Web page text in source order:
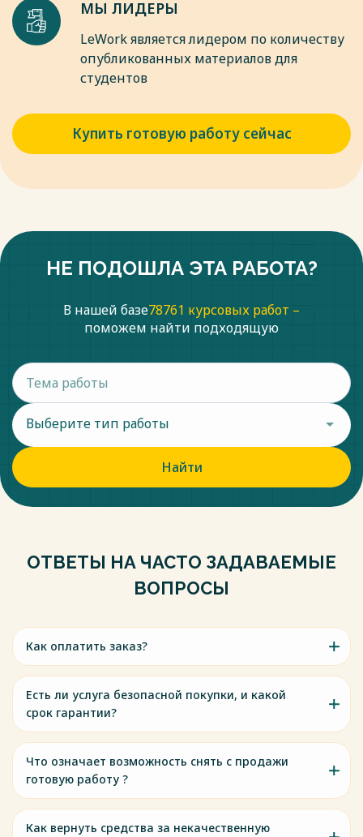
МЫ ЛИДЕРЫ
LeWork является лидером по количеству
опубликованных материалов для
студентов
Купить готовую работу сейчас
НЕ ПОДОШЛА ЭТА РАБОТА?
В нашей базе78761 курсовых работ –
поможем найти подходящую
Выберите тип работы
Найти
ОТВЕТЫ НА ЧАСТО ЗАДАВАЕМЫЕ
ВОПРОСЫ
Как оплатить заказ?
Есть ли услуга безопасной покупки, и какой
срок гарантии?
Что означает возможность снять с продажи
готовую работу ?
Как вернуть средства за некачественную